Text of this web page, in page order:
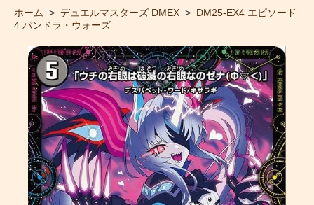
ホーム > デュエルマスターズ DMEX > DM25-EX4 エピソード
4 パンドラ・ウォーズ